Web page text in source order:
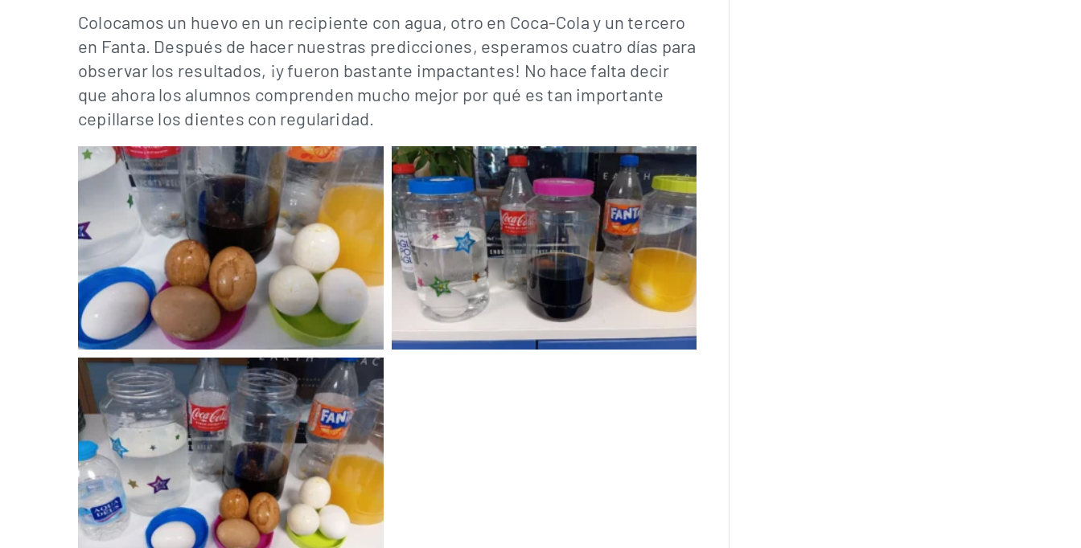
Colocamos un huevo en un recipiente con agua, otro en Coca-Cola y un tercero
en Fanta. Después de hacer nuestras predicciones, esperamos cuatro días para
observar los resultados, ¡y fueron bastante impactantes! No hace falta decir
que ahora los alumnos comprenden mucho mejor por qué es tan importante
cepillarse los dientes con regularidad.